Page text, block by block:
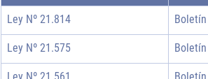
Ley Nº 21.814
Ley Nº 21.575